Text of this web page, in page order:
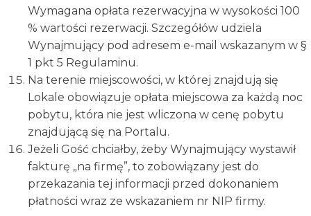
Wymagana opłata rezerwacyjna w wysokości 100
% wartości rezerwacji. Szczegółów udziela
Wynajmujący pod adresem e-mail wskazanym w §
1 pkt 5 Regulaminu.
Na terenie miejscowości, w której znajdują się
Lokale obowiązuje opłata miejscowa za każdą noc
pobytu, która nie jest wliczona w cenę pobytu
znajdującą się na Portalu.
Jeżeli Gość chciałby, żeby Wynajmujący wystawił
fakturę „na firmę”, to zobowiązany jest do
przekazania tej informacji przed dokonaniem
płatności wraz ze wskazaniem nr NIP firmy.